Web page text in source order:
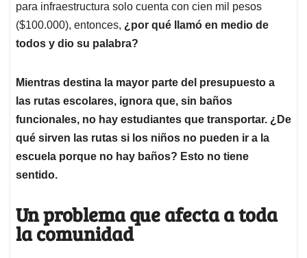
para infraestructura solo cuenta con cien mil pesos
($100.000), entonces, ¿por qué llamó en medio de
todos y dio su palabra?
Mientras destina la mayor parte del presupuesto a
las rutas escolares, ignora que, sin baños
funcionales, no hay estudiantes que transportar. ¿De
qué sirven las rutas si los niños no pueden ir a la
escuela porque no hay baños? Esto no tiene
sentido.
Un problema que afecta a toda
la comunidad